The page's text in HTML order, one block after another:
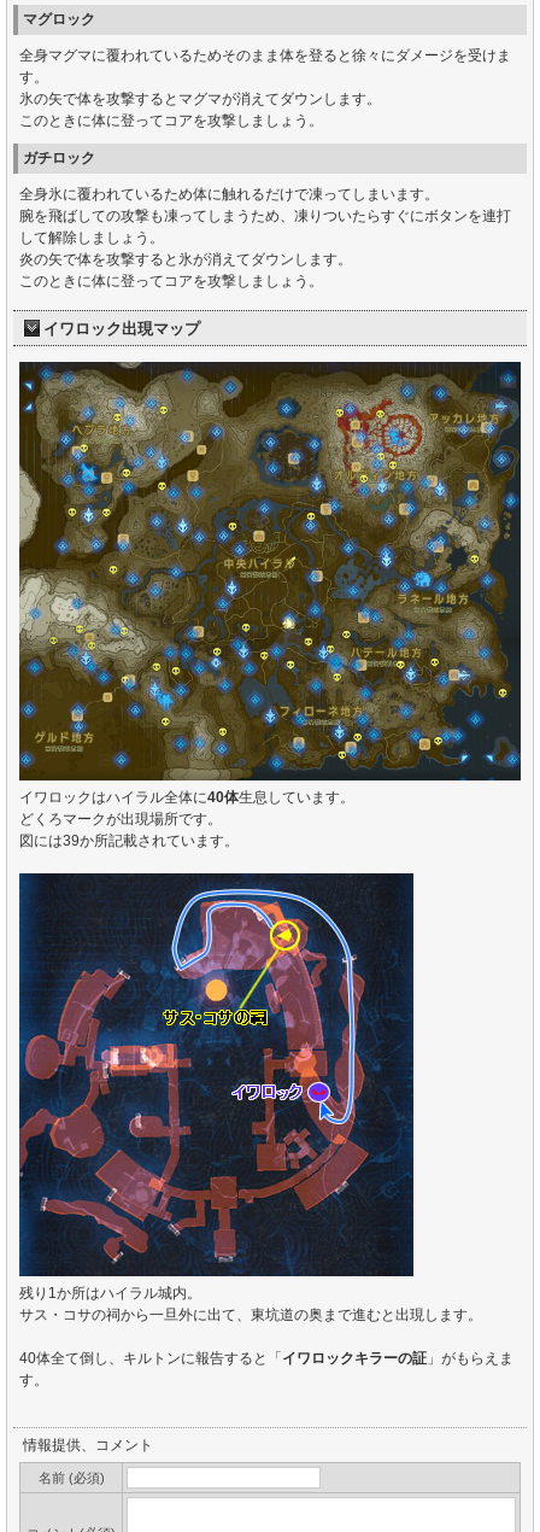
マグロック
全身マグマに覆われているためそのまま体を登ると徐々にダメージを受けま
す。
氷の矢で体を攻撃するとマグマが消えてダウンします。
このときに体に登ってコアを攻撃しましょう。
ガチロック
全身氷に覆われているため体に触れるだけで凍ってしまいます。
腕を飛ばしての攻撃も凍ってしまうため、凍りついたらすぐにボタンを連打
して解除しましょう。
炎の矢で体を攻撃すると氷が消えてダウンします。
このときに体に登ってコアを攻撃しましょう。
イワロック出現マップ
イワロックはハイラル全体に40体生息しています。
どくろマークが出現場所です。
図には39か所記載されています。
残り1か所はハイラル城内。
サス・コサの祠から一旦外に出て、東坑道の奥まで進むと出現します。
40体全て倒し、キルトンに報告すると「イワロックキラーの証 」がもらえま
す。
情報提供、コメント
名前 (必須)